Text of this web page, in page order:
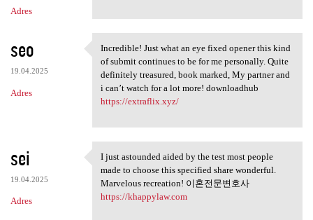
Adres
seo
19.04.2025
Adres
Incredible! Just what an eye
Incredible! Just what an eye fixed opener this kind
of submit continues to be for me personally. Quite
definitely treasured, book marked, My partner and
i can’t watch for a lot more! downloadhub
https://extraflix.xyz/
sei
19.04.2025
Adres
I just astounded aided by the
I just astounded aided by the test most people
made to choose this specified share wonderful.
Marvelous recreation! 이혼전문변호사
https://khappylaw.com